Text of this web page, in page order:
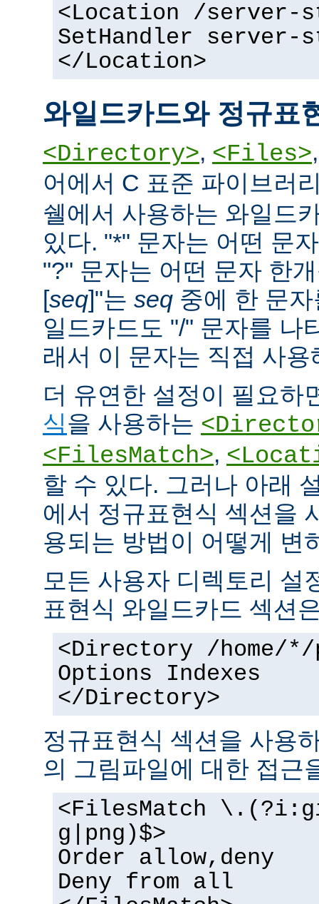
<Location /server-
SetHandler server-
</Location>
와일드카드와 정규표
<Directory>, <Files>
어에서 C 표준 파이브러
쉘에서 사용하는 와일드
있다. "*" 문자는 어떤 문
"?" 문자는 어떤 문자 한
[seq]"는 seq 중에 한 문
일드카드도 "/" 문자를 나
래서 이 문자는 직접 사용
더 유연한 설정이 필요하
식을 사용하는
<FilesMatch>,
할 수 있다. 그러나 아래
에서 정규표현식 섹션을
용되는 방법이 어떻게 변
모든 사용자 디렉토리 설
표현식 와일드카드 섹션
<Directory /home/
Options Indexes
</Directory>
정규표현식 섹션을 사용
의 그림파일에 대한 접근
<FilesMatch
g|png)$>
Order allow,deny
Deny from all